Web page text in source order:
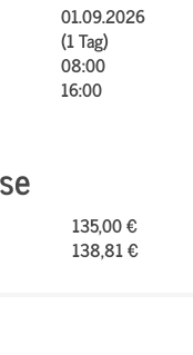
01.09.2026
(1 Tag)
08:00
16:00
135,00 €
138,81 €